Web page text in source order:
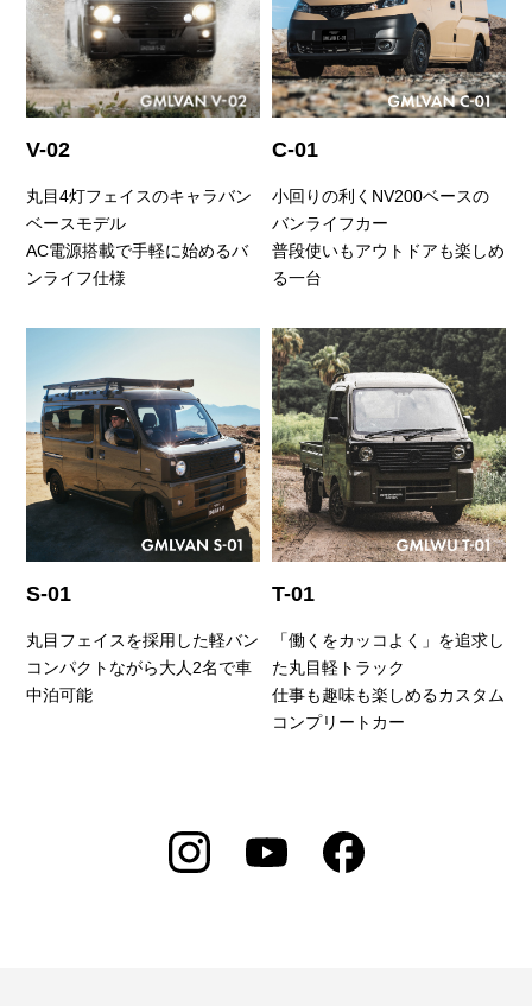
V-02
丸目4灯フェイスのキャラバン
ベースモデル
AC電源搭載で手軽に始めるバ
ンライフ仕様
C-01
小回りの利くNV200ベースの
バンライフカー
普段使いもアウトドアも楽しめ
る一台
S-01
丸目フェイスを採用した軽バン
コンパクトながら大人2名で車
中泊可能
T-01
「働くをカッコよく」を追求し
た丸目軽トラック
仕事も趣味も楽しめるカスタム
コンプリートカー